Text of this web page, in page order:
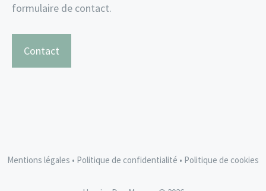
formulaire de contact.
Contact
Mentions légales • Politique de confidentialité • Politique de cookies